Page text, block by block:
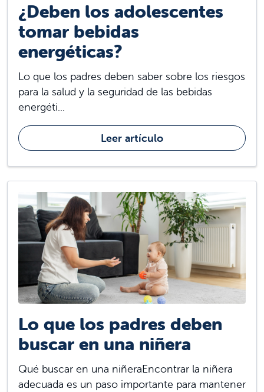
¿Deben los adolescentes
tomar bebidas
energéticas?
Lo que los padres deben saber sobre los riesgos
para la salud y la seguridad de las bebidas
energéti...
Leer artículo
Lo que los padres deben
buscar en una niñera
Qué buscar en una niñeraEncontrar la niñera
adecuada es un paso importante para mantener